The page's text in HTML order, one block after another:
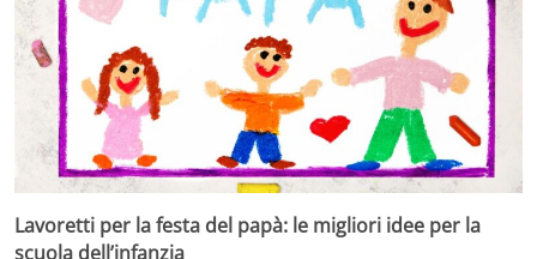
Lavoretti per la festa del papà: le migliori idee per la
scuola dell’infanzia